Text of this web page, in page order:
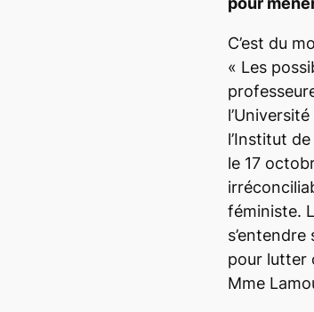
C’est du
« Les
l’Institut
le 17
féministe.
pour lutter
Mme